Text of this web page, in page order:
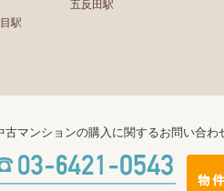
駅
五反田駅
古マンションの購入に関するお問い合わ